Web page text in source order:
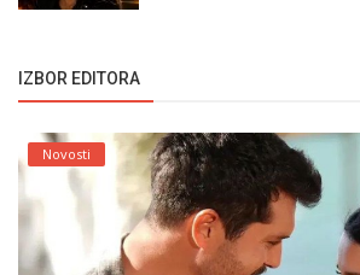
IZBOR EDITORA
Novosti